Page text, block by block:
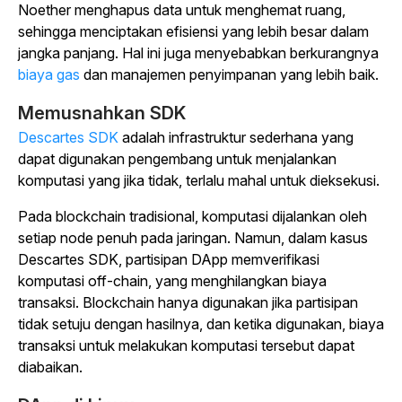
Noether menghapus data untuk menghemat ruang,
sehingga menciptakan efisiensi yang lebih besar dalam
jangka panjang. Hal ini juga menyebabkan berkurangnya
biaya gas dan manajemen penyimpanan yang lebih baik.
Memusnahkan SDK
Descartes SDK adalah infrastruktur sederhana yang
dapat digunakan pengembang untuk menjalankan
komputasi yang jika tidak, terlalu mahal untuk dieksekusi.
Pada blockchain tradisional, komputasi dijalankan oleh
setiap node penuh pada jaringan. Namun, dalam kasus
Descartes SDK, partisipan DApp memverifikasi
komputasi off-chain, yang menghilangkan biaya
transaksi. Blockchain hanya digunakan jika partisipan
tidak setuju dengan hasilnya, dan ketika digunakan, biaya
transaksi untuk melakukan komputasi tersebut dapat
diabaikan.